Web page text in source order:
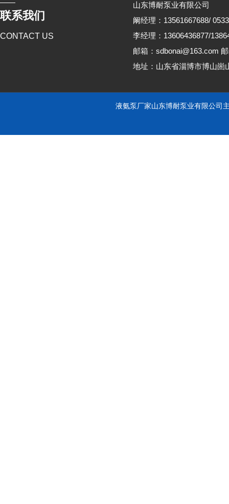
联系我们
CONTACT US
山东博耐泵业有限公司
阚经理：13561667688/
李经理：13606436877/
邮箱：sdbonai@163.com
地址：山东省淄博市博山崮
液氨泵厂家山东博耐泵业有限公司